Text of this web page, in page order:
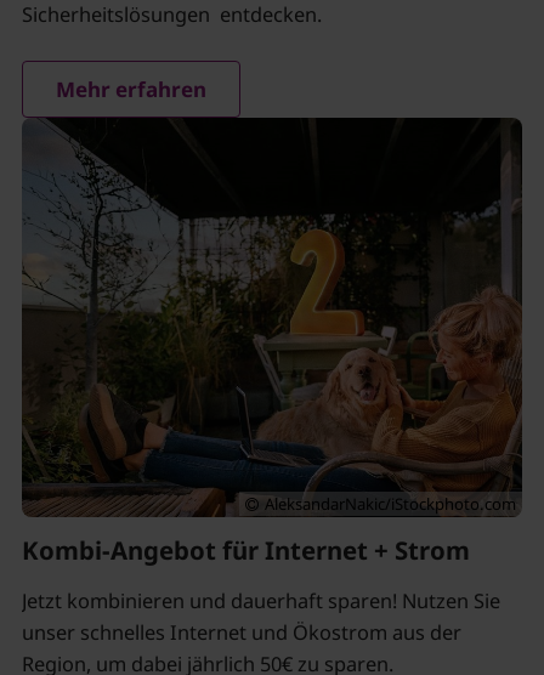
Sicherheitslösungen entdecken.
Mehr erfahren
AleksandarNakic/iStockphoto.com
Kombi-Angebot für Internet + Strom
Jetzt kombinieren und dauerhaft sparen! Nutzen Sie
unser schnelles Internet und Ökostrom aus der
Region, um dabei jährlich 50€ zu sparen.